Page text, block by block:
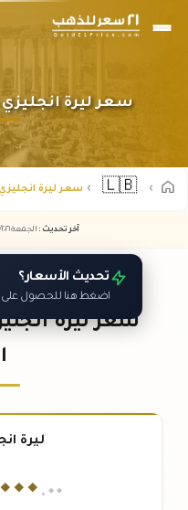
سعر ليرة انجليزي عيار ٢٤ في
🇱🇧 سعر ليرة انجليزي عيار 24 في
آخر تحديث : الجمعة ٠٧٢٠٢٦ -
تحديث الأسعار؟
اضغط هنا للحصول على
ليرة
٠٠٠ .٠٠